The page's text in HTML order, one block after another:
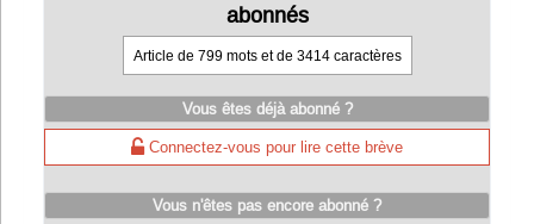
abonnés
Article de 799 mots et de 3414 caractères
Vous êtes déjà abonné ?
Connectez-vous pour lire cette brève
Vous n'êtes pas encore abonné ?